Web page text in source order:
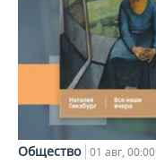
Общество 01 авг, 00:00